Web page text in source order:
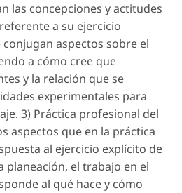
las concepciones y actitudes
a su ejercicio
aspectos sobre el
a cómo cree que
y la relación que se
experimentales para
3) Práctica profesional del
aspectos que en la práctica
al ejercicio explícito de
planeación, el trabajo en el
al qué hace y cómo